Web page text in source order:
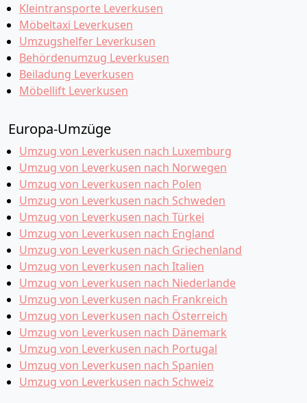
Kleintransporte Leverkusen
Möbeltaxi Leverkusen
Umzugshelfer Leverkusen
Behördenumzug Leverkusen
Beiladung Leverkusen
Möbellift Leverkusen
Europa-Umzüge
Umzug von Leverkusen nach Luxemburg
Umzug von Leverkusen nach Norwegen
Umzug von Leverkusen nach Polen
Umzug von Leverkusen nach Schweden
Umzug von Leverkusen nach Türkei
Umzug von Leverkusen nach England
Umzug von Leverkusen nach Griechenland
Umzug von Leverkusen nach Italien
Umzug von Leverkusen nach Niederlande
Umzug von Leverkusen nach Frankreich
Umzug von Leverkusen nach Österreich
Umzug von Leverkusen nach Dänemark
Umzug von Leverkusen nach Portugal
Umzug von Leverkusen nach Spanien
Umzug von Leverkusen nach Schweiz